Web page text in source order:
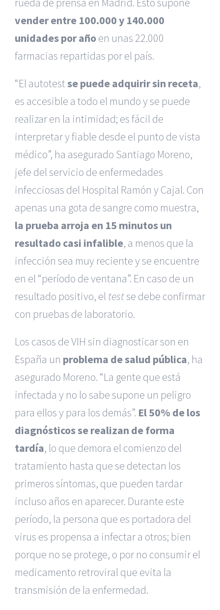
vender entre 100.000 y 140.000
unidades por añoen unas 22.000
farmacias repartidas por el país.
“El autotestse puede adquirir sin receta,
es accesible a todo el mundo y se puede
realizar en la intimidad; es fácil de
interpretar y fiable desde el punto de vista
médico”, ha asegurado Santiago Moreno,
jefe del servicio de enfermedades
infecciosas del Hospital Ramón y Cajal. Con
apenas una gota de sangre como muestra,
la prueba arroja en 15 minutosun
resultado casi infalible, a menos que la
infección sea muy reciente y se encuentre
en el “período de ventana”. En caso de un
resultado positivo, el testse debe confirmar
con pruebas de laboratorio.
Los casos de VIH sin diagnosticar son en
España un problema de salud pública, ha
asegurado Moreno. “La gente que está
infectada y no lo sabe supone un peligro
para ellos y para los demás”. El 50% de los
diagnósticos se realizan de forma
tardía, lo que demora el comienzo del
tratamiento hasta que se detectan los
primeros síntomas, que pueden tardar
incluso años en aparecer. Durante este
período, la persona que es portadora del
virus es propensa a infectar a otros; bien
porque no se protege, o por no consumir el
medicamento retroviral que evita la
transmisión de la enfermedad.